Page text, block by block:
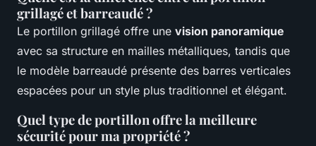
grillagé et barreaudé ?
Le portillon grillagé offre une vision panoramique
avec sa structure en mailles métalliques, tandis que
le modèle barreaudé présente des barres verticales
espacées pour un style plus traditionnel et élégant.
Quel type de portillon offre la meilleure
sécurité pour ma propriété ?